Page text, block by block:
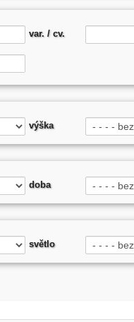
var. / cv.
výška
doba
světlo